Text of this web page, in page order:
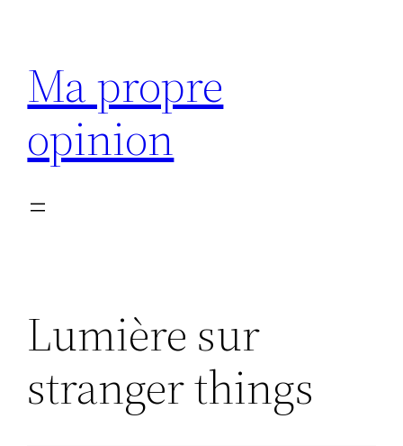
contenu
Ma propre
opinion
Lumière sur
stranger things